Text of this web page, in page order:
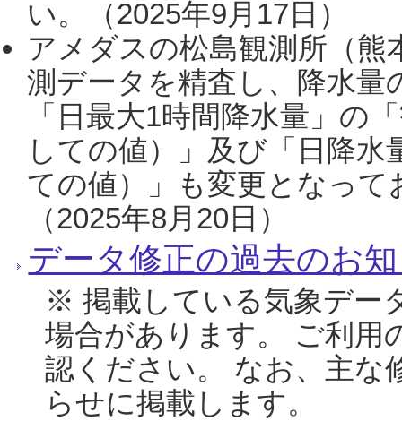
い。（2025年9月17日）
アメダスの松島観測所（熊
測データを精査し、降水
「日最大1時間降水量」の
しての値）」及び「日降
ての値）」も変更となっ
（2025年8月20日）
データ修正の過去のお
※ 掲載している気象デー
場合があります。 ご利用
認ください。 なお、主な
らせに掲載します。